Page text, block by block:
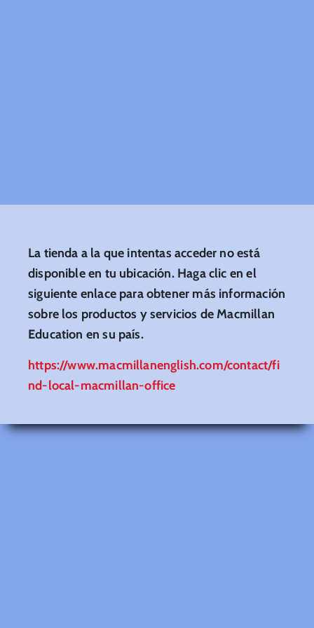
La tienda a la que intentas acceder no está
disponible en tu ubicación. Haga clic en el
siguiente enlace para obtener más información
sobre los productos y servicios de Macmillan
Education en su país.
https://www.macmillanenglish.com/contact/fi
nd-local-macmillan-office